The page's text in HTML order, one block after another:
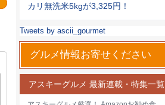
カリ無洗米5kgが3,325円！
Tweets by ascii_gourmet
グルメ情報お寄せください
アスキーグルメ 最新連載・特集一覧